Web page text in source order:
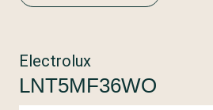
Electrolux
LNT5MF36WO